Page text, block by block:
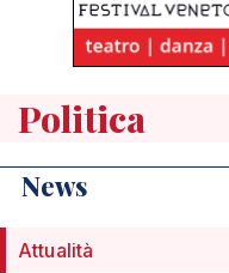
Politica
News
Attualità